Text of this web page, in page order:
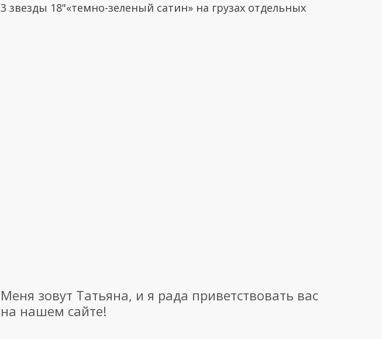
3 звезды 18"«темно-зеленый сатин» на грузах отдельных
Меня зовут Татьяна, и я рада приветствовать вас
на нашем сайте!